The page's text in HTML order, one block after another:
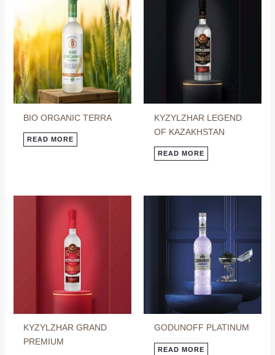
BIO ORGANIC TERRA
READ MORE
KYZYLZHAR LEGEND
OF KAZAKHSTAN
READ MORE
KYZYLZHAR GRAND
PREMIUM
GODUNOFF PLATINUM
READ MORE